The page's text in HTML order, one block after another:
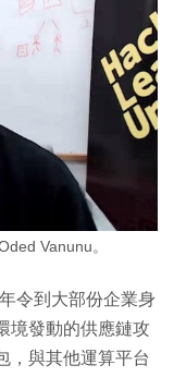
Vanunu。
令到大部份企業身
境發動的供應鏈攻
，與其他運算平台